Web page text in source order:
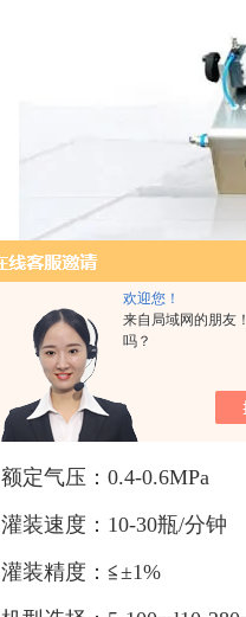
欢迎您！
来自局域网的朋友
吗？
膏体定量灌装机参数：
电压：220/110V50/60Hz
功率：10W
额定气压：0.4-0.6MPa
灌装速度：10-30瓶/分钟
灌装精度：≦±1%